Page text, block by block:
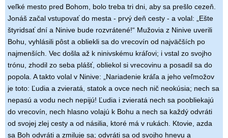
veľké mesto pred Bohom, bolo treba tri dni, aby sa prešlo cezeň.
Jonáš začal vstupovať do mesta - prvý deň cesty - a volal: „Ešte
štyridsať dní a Ninive bude rozvrátené!“ Mužovia z Ninive uverili
Bohu, vyhlásili pôst a obliekli sa do vrecovín od najväčších po
najmenších. Vec došla až k ninivskému kráľovi; i vstal zo svojho
trónu, zhodil zo seba plášť, obliekol si vrecovinu a posadil sa do
popola. A takto volal v Ninive: „Nariadenie kráľa a jeho veľmožov
je toto: Ľudia a zvieratá, statok a ovce nech nič neokúsia; nech sa
nepasú a vodu nech nepijú! Ľudia i zvieratá nech sa poobliekajú
do vrecovín, nech hlasno volajú k Bohu a nech sa každý odvráti
od svojej zlej cesty a od násilia, ktoré má v rukách. Ktovie, azda
sa Boh odvráti a zmiluje sa; odvráti sa od svojho hnevu a